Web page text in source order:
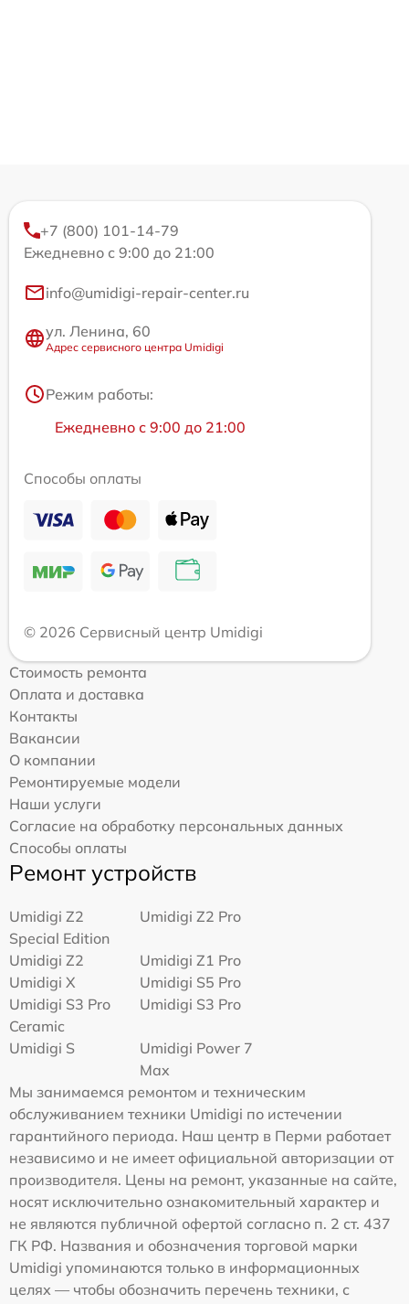
+7 (800) 101-14-79
Ежедневно с 9:00 до 21:00
info@umidigi-repair-center.ru
ул. Ленина, 60
Адрес сервисного центра Umidigi
Режим работы:
Ежедневно с 9:00 до 21:00
Способы оплаты
© 2026 Сервисный центр Umidigi
Стоимость ремонта
Оплата и доставка
Контакты
Вакансии
О компании
Ремонтируемые модели
Наши услуги
Согласие на обработку персональных данных
Способы оплаты
Ремонт устройств
Umidigi Z2
Special Edition
Umidigi Z2 Pro
Umidigi Z2
Umidigi Z1 Pro
Umidigi X
Umidigi S5 Pro
Umidigi S3 Pro
Ceramic
Umidigi S3 Pro
Umidigi S
Umidigi Power 7
Max
Мы занимаемся ремонтом и техническим
обслуживанием техники Umidigi по истечении
гарантийного периода. Наш центр в Перми работает
независимо и не имеет официальной авторизации от
производителя. Цены на ремонт, указанные на сайте,
носят исключительно ознакомительный характер и
не являются публичной офертой согласно п. 2 ст. 437
ГК РФ. Названия и обозначения торговой марки
Umidigi упоминаются только в информационных
целях — чтобы обозначить перечень техники, с